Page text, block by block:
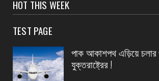
August 07, 2026
বিদ্যুৎপৃষ্ঠ হয়ে মহিলার মৃত্যু
August 07, 2026
HOT THIS WEEK
TEST PAGE
পাক আকাশপথ এড়িয়ে চলার
যুক্তরাষ্ট্রের !